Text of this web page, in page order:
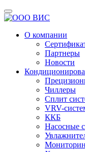
О компании
Партнеры
Новости
Чиллеры
Сплит
VRV-
ККБ
Насосные